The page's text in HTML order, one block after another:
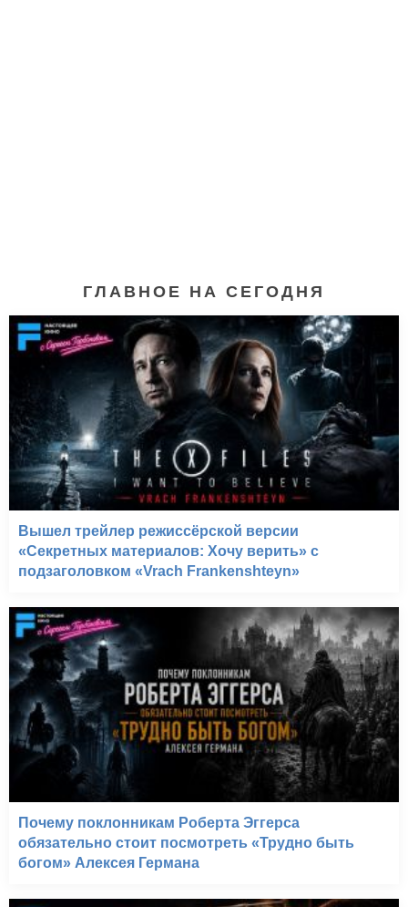
Хроники вампира*
(TBA)
ГЛАВНОЕ НА СЕГОДНЯ
Вышел трейлер режиссёрской версии
«Секретных материалов: Хочу верить» с
подзаголовком «Vrach Frankenshteyn»
Почему поклонникам Роберта Эггерса
обязательно стоит посмотреть «Трудно быть
богом» Алексея Германа